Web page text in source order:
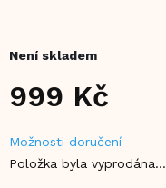
999 Kč
cena:
Není skladem
Možnosti doručení
Položka byla vyprodána…